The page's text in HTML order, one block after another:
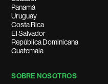
Panamá
Uruguay
Costa Rica
El Salvador
República Dominicana
Guatemala
SOBRE NOSOTROS